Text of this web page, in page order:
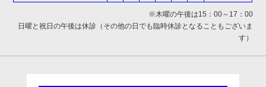
※木曜の午後は15：00～17：00
日曜と祝日の午後は休診（その他の日でも臨時休診となることもございま
す）